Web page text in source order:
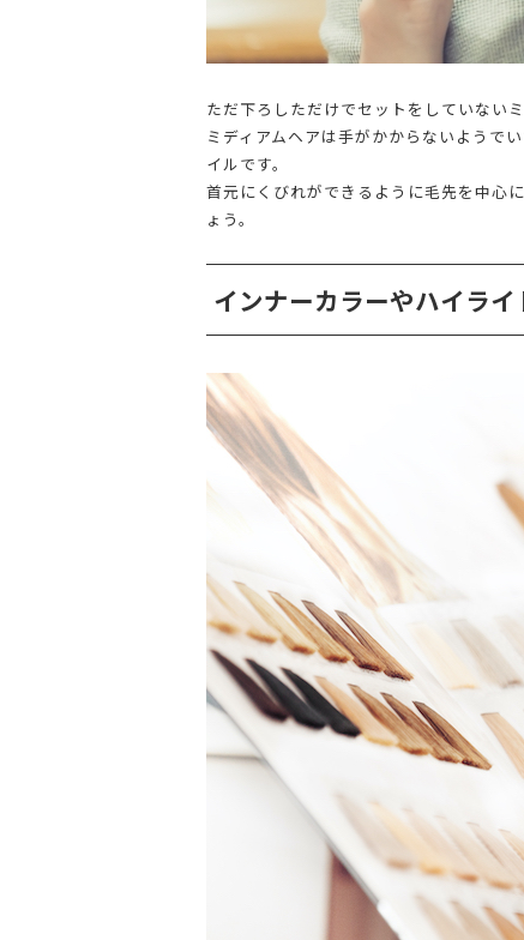
ただ下ろしただけでセットをしていない
ミディアムヘアは手がかからないようで
イルです。
首元にくびれができるように毛先を中心
ょう。
インナーカラーやハイラ